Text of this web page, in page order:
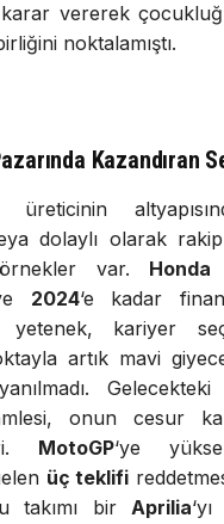
vererek
noktalamıştı.
Kazandıran
dolaylı olarak
var. Honda
2024‘e kadar
yetenek, kariyer
artık mavi
Gelecekteki
onun cesur
MotoGP‘ye
üç teklifi
takımı bir Aprilia